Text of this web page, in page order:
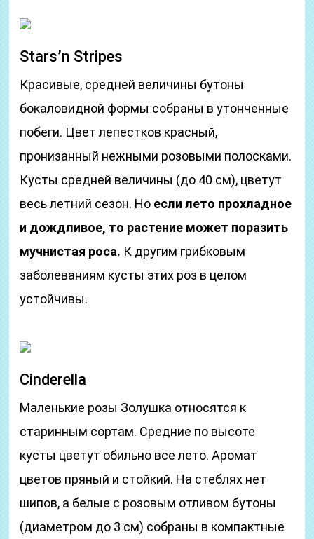
Stars’n Stripes
Красивые, средней величины бутоны
бокаловидной формы собраны в утонченные
побеги. Цвет лепестков красный,
пронизанный нежными розовыми полосками.
Кусты средней величины (до 40 см), цветут
весь летний сезон. Но если лето прохладное
и дождливое, то растение может поразить
мучнистая роса. К другим грибковым
заболеваниям кусты этих роз в целом
устойчивы.
Cinderella
Маленькие розы Золушка относятся к
старинным сортам. Средние по высоте
кусты цветут обильно все лето. Аромат
цветов пряный и стойкий. На стеблях нет
шипов, а белые с розовым отливом бутоны
(диаметром до 3 см) собраны в компактные